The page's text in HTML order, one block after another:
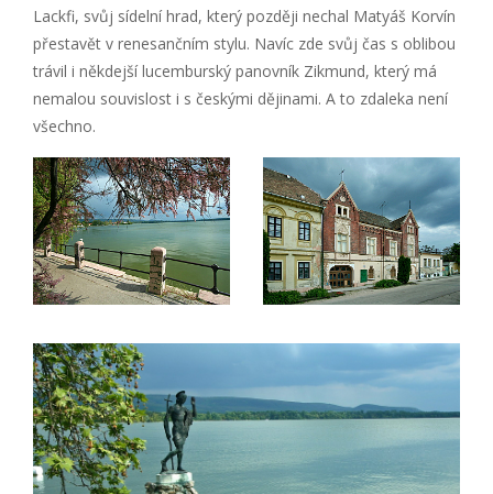
Lackfi, svůj sídelní hrad, který později nechal Matyáš Korvín
přestavět v renesančním stylu. Navíc zde svůj čas s oblibou
trávil i někdejší lucemburský panovník Zikmund, který má
nemalou souvislost i s českými dějinami. A to zdaleka není
všechno.